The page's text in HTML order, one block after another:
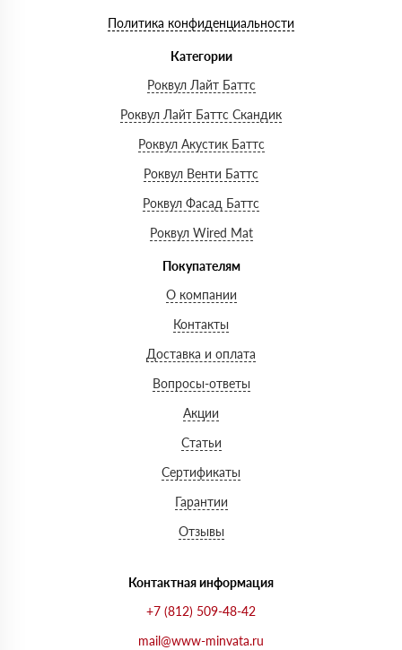
Политика конфиденциальности
Категории
Роквул Лайт Баттс
Роквул Лайт Баттс Скандик
Роквул Акустик Баттс
Роквул Венти Баттс
Роквул Фасад Баттс
Роквул Wired Mat
Покупателям
О компании
Контакты
Доставка и оплата
Вопросы-ответы
Акции
Статьи
Сертификаты
Гарантии
Отзывы
Контактная информация
+7 (812) 509-48-42
mail@www-minvata.ru